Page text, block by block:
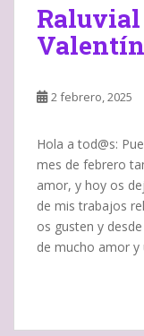
Raluvial
2 febrero, 2025
Hola a tod@s:
mes de febrero
amor, y hoy os
de mis trabajos
os gusten y
de mucho amor y